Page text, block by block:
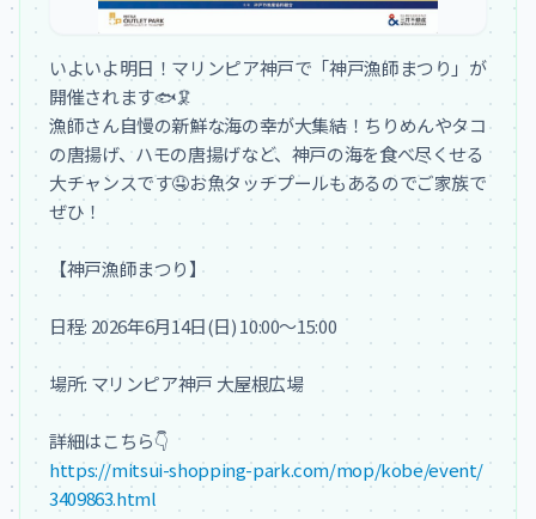
いよいよ明日！マリンピア神戸で「神戸漁師まつり」が
開催されます🐟🦑
漁師さん自慢の新鮮な海の幸が大集結！ちりめんやタコ
の唐揚げ、ハモの唐揚げなど、神戸の海を食べ尽くせる
大チャンスです🤤お魚タッチプールもあるのでご家族で
ぜひ！
【神戸漁師まつり】
日程: 2026年6月14日(日) 10:00～15:00
場所: マリンピア神戸 大屋根広場
https://mitsui-shopping-park.com/mop/kobe/event/
3409863.html